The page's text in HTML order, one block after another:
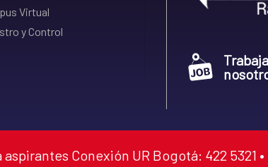
Virtual
y Control
Conexión UR Bogotá: 422 5321